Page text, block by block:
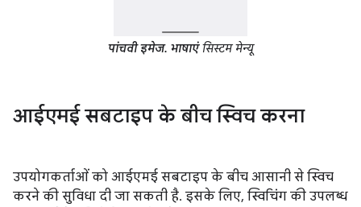
पांचवी इमेज. भाषाएंसिस्टम मेन्यू
आईएमई सबटाइप के बीच स्विच करना
उपयोगकर्ताओं को आईएमई सबटाइप के बीच आसानी से स्विच
करने की सुविधा दी जा सकती है. इसके लिए, स्विचिंग की उपलब्ध